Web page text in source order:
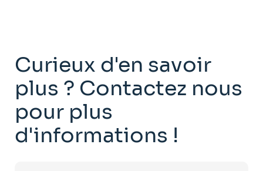
Curieux d'en savoir
plus ? Contactez nous
pour plus
d'informations !